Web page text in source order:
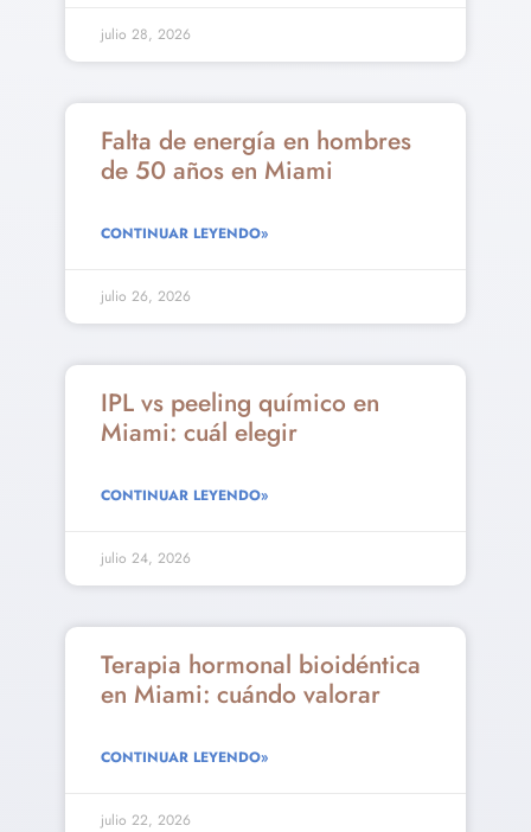
julio 28, 2026
Falta de energía en hombres
de 50 años en Miami
CONTINUAR LEYENDO»
julio 26, 2026
IPL vs peeling químico en
Miami: cuál elegir
CONTINUAR LEYENDO»
julio 24, 2026
Terapia hormonal bioidéntica
en Miami: cuándo valorar
CONTINUAR LEYENDO»
julio 22, 2026